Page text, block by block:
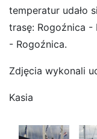
temperatur udało
trasę: Rogoźnica
- Rogoźnica.
Zdjęcia wykonali
Kasia